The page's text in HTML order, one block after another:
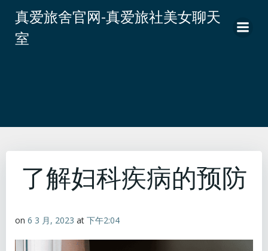
转
真爱旅舍官网-真爱旅社美女聊天
室
了解妇科疾病的预防
on 6 3 月, 2023 at 下午2:04